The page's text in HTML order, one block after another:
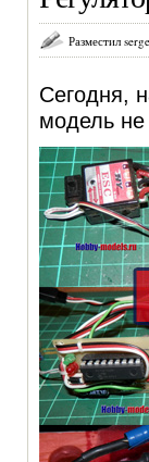
Разместил
Сегодня,
модель не